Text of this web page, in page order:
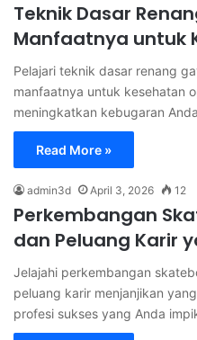
Teknik Dasar
Manfaatnya untuk
Pelajari teknik dasar renang
manfaatnya untuk kesehatan
meningkatkan kebugaran
Read More »
admin3d April 3, 2026 12
Perkembangan
dan Peluang Karir
Jelajahi perkembangan
peluang karir menjanjikan
profesi sukses yang Anda